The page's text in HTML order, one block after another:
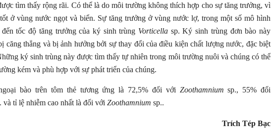
tìm thấy rộng rãi. Có thể là do môi trường không thích hợp cho sự tăng trưởng, vì
ở vùng nước ngọt và biển. Sự tăng trưởng ở vùng nước lợ, trong một số mô hình
tốc độ tăng trưởng của ký sinh trùng Vorticella sp. Ký sinh trùng đơn bào này
căng thẳng và bị ảnh hưởng bởi sự thay đổi của điều kiện chất lượng nước, đặc biệt
ký sinh trùng này được tìm thấy tự nhiên trong môi trường nuôi và chúng có thể
kém và phù hợp với sự phát triển của chúng.
bào trên tôm thẻ tương ứng là 72,5% đối với Zoothamnium sp., 55% đối
và tỉ lệ nhiễm cao nhất là đối với Zoothamnium sp..
Trích Tép Bạc